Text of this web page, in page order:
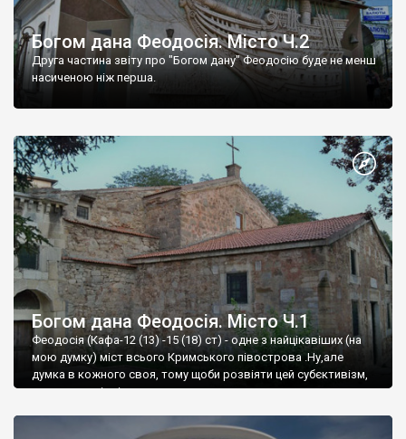
Богом дана Феодосія. Місто Ч.2
Друга частина звіту про "Богом дану" Феодосію буде не менш
насиченою ніж перша.
Богом дана Феодосія. Місто Ч.1
Феодосія (Кафа-12 (13) -15 (18) ст) - одне з найцікавіших (на
мою думку) міст всього Кримського півострова .Ну,але
думка в кожного своя, тому щоби розвіяти цей субєктивізм,
запрошую відвідати це